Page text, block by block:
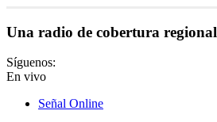
Una radio de cobertura regional
Síguenos:
En vivo
Señal Online